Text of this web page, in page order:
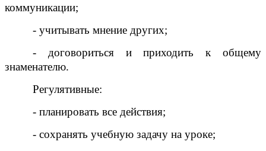
коммуникации;
- учитывать мнение других;
- договориться и приходить к общему
знаменателю.
Регулятивные:
- планировать все действия;
- сохранять учебную задачу на уроке;